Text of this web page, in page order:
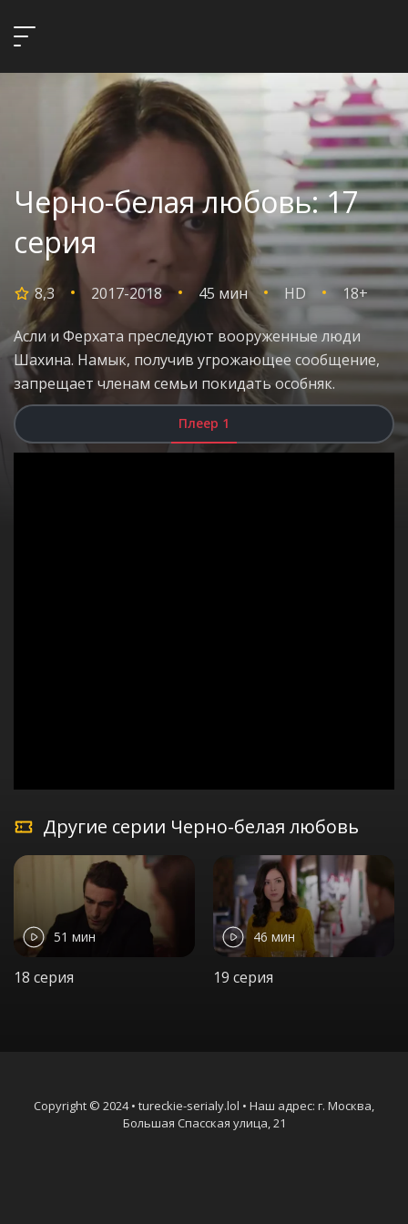
Черно-белая любовь: 17
серия
8,3 2017-2018 45 мин HD 18+
Асли и Ферхата преследуют вооруженные люди
Шахина. Намык, получив угрожающее сообщение,
запрещает членам семьи покидать особняк.
Плеер 1
Другие серии Черно-белая любовь
51 мин
18 серия
46 мин
19 серия
Copyright © 2024 • tureckie-serialy.lol • Наш адрес: г. Москва,
Большая Спасская улица, 21